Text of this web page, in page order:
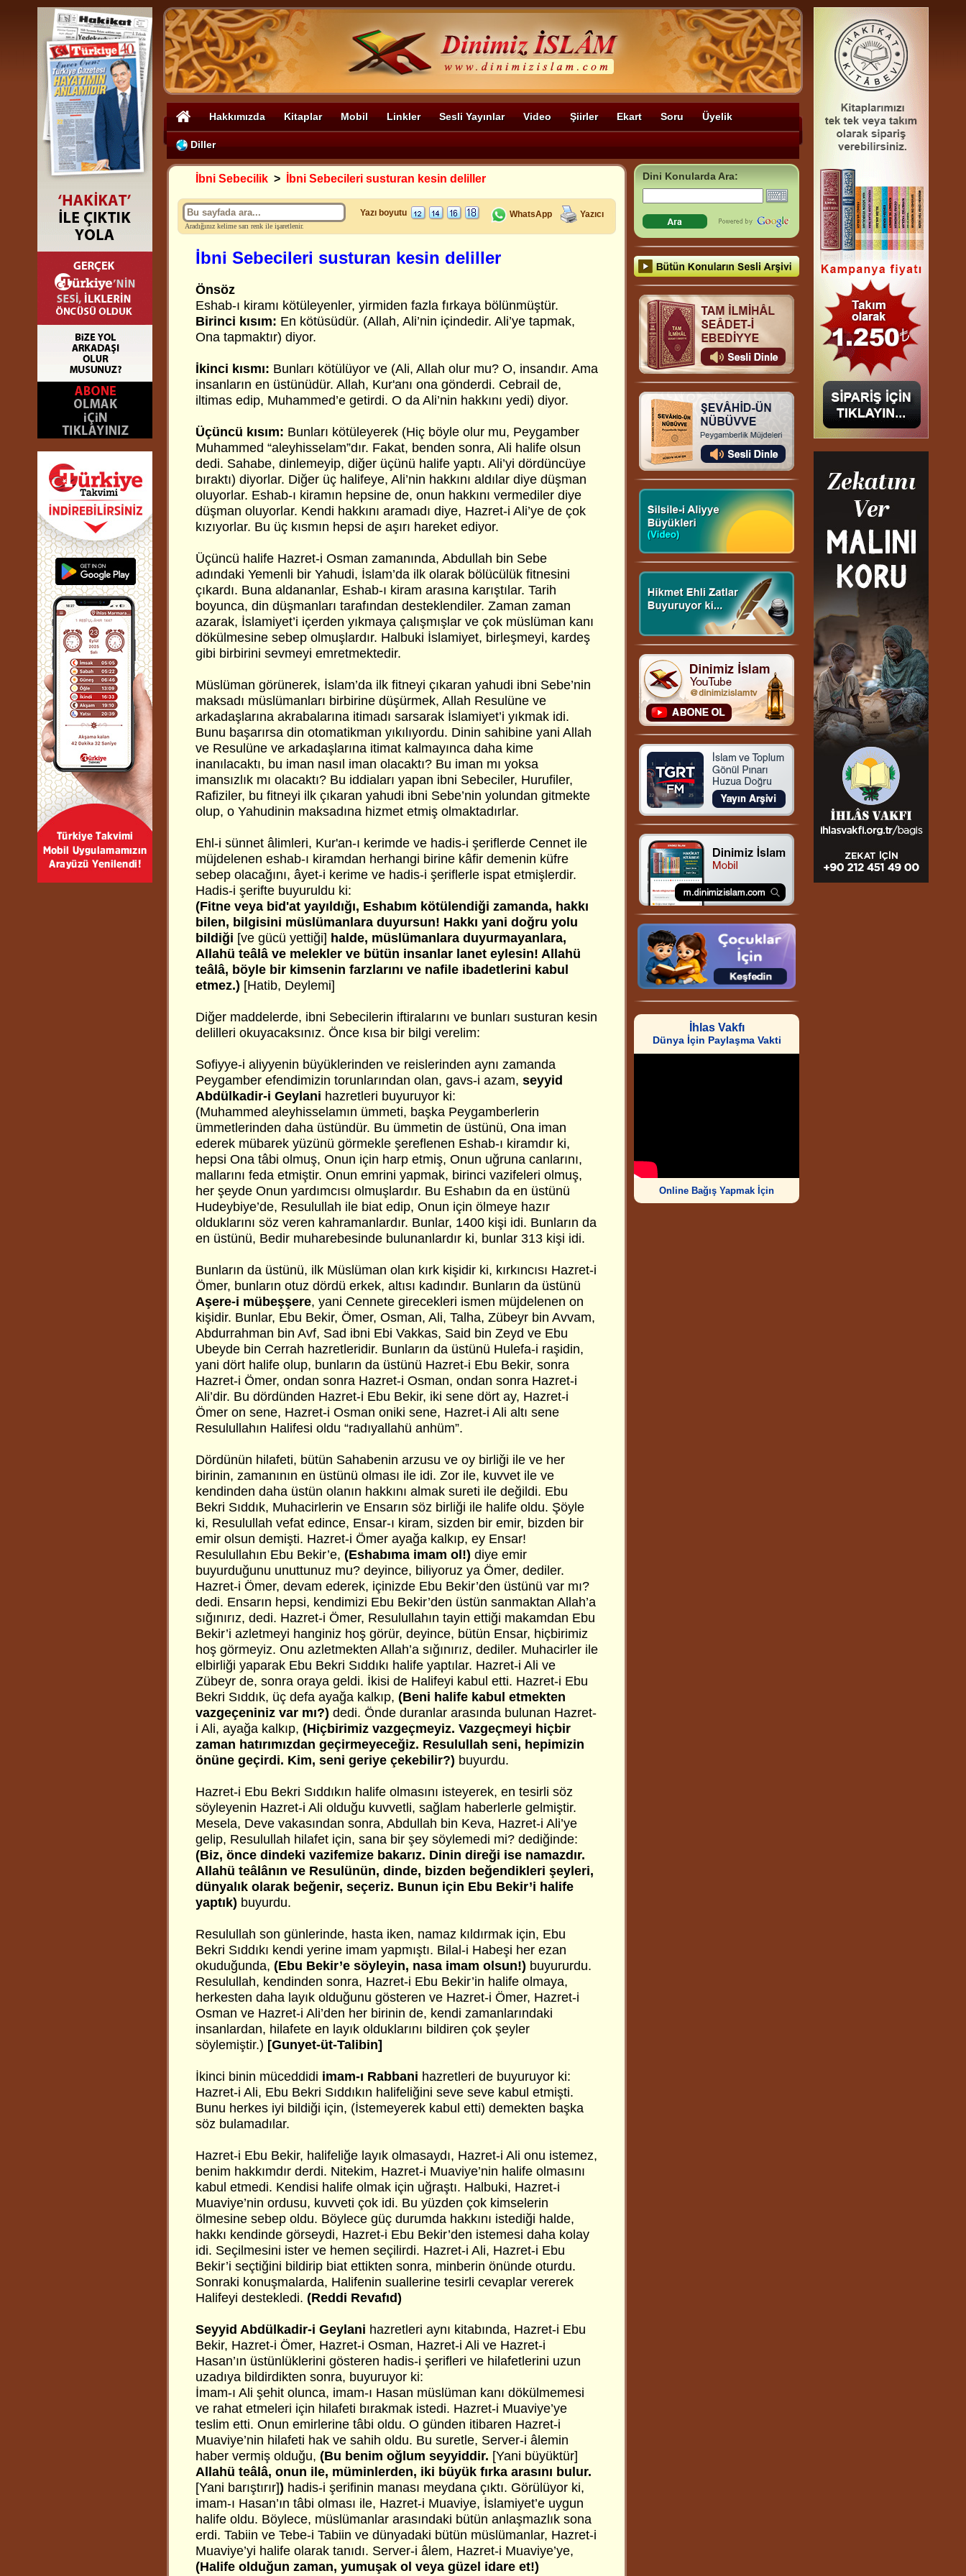
Hakkımızda Kitaplar Mobil Linkler Sesli Yayınlar Video Şiirler Ekart Soru Üyelik
Diller
İbni Sebecilik > İbni Sebecileri susturan kesin deliller
Aradığınız kelime sarı renk ile işaretlenir.
Yazı boyutu WhatsApp Yazıcı
İbni Sebecileri susturan kesin deliller
Önsöz
Eshab-ı kiramı kötüleyenler, yirmiden fazla fırkaya bölünmüştür.
Birinci kısım: En kötüsüdür. (Allah, Ali’nin içindedir. Ali’ye tapmak,
Ona tapmaktır) diyor.
İkinci kısmı: Bunları kötülüyor ve (Ali, Allah olur mu? O, insandır. Ama
insanların en üstünüdür. Allah, Kur'anı ona gönderdi. Cebrail de,
iltimas edip, Muhammed’e getirdi. O da Ali’nin hakkını yedi) diyor.
Üçüncü kısım: Bunları kötüleyerek (Hiç böyle olur mu, Peygamber
Muhammed “aleyhisselam”dır. Fakat, benden sonra, Ali halife olsun
dedi. Sahabe, dinlemeyip, diğer üçünü halife yaptı. Ali’yi dördüncüye
bıraktı) diyorlar. Diğer üç halifeye, Ali’nin hakkını aldılar diye düşman
oluyorlar. Eshab-ı kiramın hepsine de, onun hakkını vermediler diye
düşman oluyorlar. Kendi hakkını aramadı diye, Hazret-i Ali’ye de çok
kızıyorlar. Bu üç kısmın hepsi de aşırı hareket ediyor.
Üçüncü halife Hazret-i Osman zamanında, Abdullah bin Sebe
adındaki Yemenli bir Yahudi, İslam’da ilk olarak bölücülük fitnesini
çıkardı. Buna aldananlar, Eshab-ı kiram arasına karıştılar. Tarih
boyunca, din düşmanları tarafından desteklendiler. Zaman zaman
azarak, İslamiyet’i içerden yıkmaya çalışmışlar ve çok müslüman kanı
dökülmesine sebep olmuşlardır. Halbuki İslamiyet, birleşmeyi, kardeş
gibi birbirini sevmeyi emretmektedir.
Müslüman görünerek, İslam’da ilk fitneyi çıkaran yahudi ibni Sebe’nin
maksadı müslümanları birbirine düşürmek, Allah Resulüne ve
arkadaşlarına akrabalarına itimadı sarsarak İslamiyet’i yıkmak idi.
Bunu başarırsa din otomatikman yıkılıyordu. Dinin sahibine yani Allah
ve Resulüne ve arkadaşlarına itimat kalmayınca daha kime
inanılacaktı, bu iman nasıl iman olacaktı? Bu iman mı yoksa
imansızlık mı olacaktı? Bu iddiaları yapan ibni Sebeciler, Hurufiler,
Rafiziler, bu fitneyi ilk çıkaran yahudi ibni Sebe’nin yolundan gitmekte
olup, o Yahudinin maksadına hizmet etmiş olmaktadırlar.
Ehl-i sünnet âlimleri, Kur'an-ı kerimde ve hadis-i şeriflerde Cennet ile
müjdelenen eshab-ı kiramdan herhangi birine kâfir demenin küfre
sebep olacağını, âyet-i kerime ve hadis-i şeriflerle ispat etmişlerdir.
Hadis-i şerifte buyuruldu ki:
(Fitne veya bid'at yayıldığı, Eshabım kötülendiği zamanda, hakkı
bilen, bilgisini müslümanlara duyursun! Hakkı yani doğru yolu
bildiği [ve gücü yettiği] halde, müslümanlara duyurmayanlara,
Allahü teâlâ ve melekler ve bütün insanlar lanet eylesin! Allahü
teâlâ, böyle bir kimsenin farzlarını ve nafile ibadetlerini kabul
etmez.) [Hatib, Deylemi]
Diğer maddelerde, ibni Sebecilerin iftiralarını ve bunları susturan kesin
delilleri okuyacaksınız. Önce kısa bir bilgi verelim:
Sofiyye-i aliyyenin büyüklerinden ve reislerinden aynı zamanda
Peygamber efendimizin torunlarından olan, gavs-i azam, seyyid
Abdülkadir-i Geylani hazretleri buyuruyor ki:
(Muhammed aleyhisselamın ümmeti, başka Peygamberlerin
ümmetlerinden daha üstündür. Bu ümmetin de üstünü, Ona iman
ederek mübarek yüzünü görmekle şereflenen Eshab-ı kiramdır ki,
hepsi Ona tâbi olmuş, Onun için harp etmiş, Onun uğruna canlarını,
mallarını feda etmiştir. Onun emrini yapmak, birinci vazifeleri olmuş,
her şeyde Onun yardımcısı olmuşlardır. Bu Eshabın da en üstünü
Hudeybiye’de, Resulullah ile biat edip, Onun için ölmeye hazır
olduklarını söz veren kahramanlardır. Bunlar, 1400 kişi idi. Bunların da
en üstünü, Bedir muharebesinde bulunanlardır ki, bunlar 313 kişi idi.
Bunların da üstünü, ilk Müslüman olan kırk kişidir ki, kırkıncısı Hazret-i
Ömer, bunların otuz dördü erkek, altısı kadındır. Bunların da üstünü
Aşere-i mübeşşere, yani Cennete girecekleri ismen müjdelenen on
kişidir. Bunlar, Ebu Bekir, Ömer, Osman, Ali, Talha, Zübeyr bin Avvam,
Abdurrahman bin Avf, Sad ibni Ebi Vakkas, Said bin Zeyd ve Ebu
Ubeyde bin Cerrah hazretleridir. Bunların da üstünü Hulefa-i raşidin,
yani dört halife olup, bunların da üstünü Hazret-i Ebu Bekir, sonra
Hazret-i Ömer, ondan sonra Hazret-i Osman, ondan sonra Hazret-i
Ali’dir. Bu dördünden Hazret-i Ebu Bekir, iki sene dört ay, Hazret-i
Ömer on sene, Hazret-i Osman oniki sene, Hazret-i Ali altı sene
Resulullahın Halifesi oldu “radıyallahü anhüm”.
Dördünün hilafeti, bütün Sahabenin arzusu ve oy birliği ile ve her
birinin, zamanının en üstünü olması ile idi. Zor ile, kuvvet ile ve
kendinden daha üstün olanın hakkını almak sureti ile değildi. Ebu
Bekri Sıddık, Muhacirlerin ve Ensarın söz birliği ile halife oldu. Şöyle
ki, Resulullah vefat edince, Ensar-ı kiram, sizden bir emir, bizden bir
emir olsun demişti. Hazret-i Ömer ayağa kalkıp, ey Ensar!
Resulullahın Ebu Bekir’e, (Eshabıma imam ol!) diye emir
buyurduğunu unuttunuz mu? deyince, biliyoruz ya Ömer, dediler.
Hazret-i Ömer, devam ederek, içinizde Ebu Bekir’den üstünü var mı?
dedi. Ensarın hepsi, kendimizi Ebu Bekir’den üstün sanmaktan Allah’a
sığınırız, dedi. Hazret-i Ömer, Resulullahın tayin ettiği makamdan Ebu
Bekir’i azletmeyi hanginiz hoş görür, deyince, bütün Ensar, hiçbirimiz
hoş görmeyiz. Onu azletmekten Allah’a sığınırız, dediler. Muhacirler ile
elbirliği yaparak Ebu Bekri Sıddıkı halife yaptılar. Hazret-i Ali ve
Zübeyr de, sonra oraya geldi. İkisi de Halifeyi kabul etti. Hazret-i Ebu
Bekri Sıddık, üç defa ayağa kalkıp, (Beni halife kabul etmekten
vazgeçeniniz var mı?) dedi. Önde duranlar arasında bulunan Hazret-
i Ali, ayağa kalkıp, (Hiçbirimiz vazgeçmeyiz. Vazgeçmeyi hiçbir
zaman hatırımızdan geçirmeyeceğiz. Resulullah seni, hepimizin
önüne geçirdi. Kim, seni geriye çekebilir?) buyurdu.
Hazret-i Ebu Bekri Sıddıkın halife olmasını isteyerek, en tesirli söz
söyleyenin Hazret-i Ali olduğu kuvvetli, sağlam haberlerle gelmiştir.
Mesela, Deve vakasından sonra, Abdullah bin Keva, Hazret-i Ali’ye
gelip, Resulullah hilafet için, sana bir şey söylemedi mi? dediğinde:
(Biz, önce dindeki vazifemize bakarız. Dinin direği ise namazdır.
Allahü teâlânın ve Resulünün, dinde, bizden beğendikleri şeyleri,
dünyalık olarak beğenir, seçeriz. Bunun için Ebu Bekir’i halife
yaptık) buyurdu.
Resulullah son günlerinde, hasta iken, namaz kıldırmak için, Ebu
Bekri Sıddıkı kendi yerine imam yapmıştı. Bilal-i Habeşi her ezan
okuduğunda, (Ebu Bekir’e söyleyin, nasa imam olsun!) buyururdu.
Resulullah, kendinden sonra, Hazret-i Ebu Bekir’in halife olmaya,
herkesten daha layık olduğunu gösteren ve Hazret-i Ömer, Hazret-i
Osman ve Hazret-i Ali’den her birinin de, kendi zamanlarındaki
insanlardan, hilafete en layık olduklarını bildiren çok şeyler
söylemiştir.) [Gunyet-üt-Talibin]
İkinci binin müceddidi imam-ı Rabbani hazretleri de buyuruyor ki:
Hazret-i Ali, Ebu Bekri Sıddıkın halifeliğini seve seve kabul etmişti.
Bunu herkes iyi bildiği için, (İstemeyerek kabul etti) demekten başka
söz bulamadılar.
Hazret-i Ebu Bekir, halifeliğe layık olmasaydı, Hazret-i Ali onu istemez,
benim hakkımdır derdi. Nitekim, Hazret-i Muaviye’nin halife olmasını
kabul etmedi. Kendisi halife olmak için uğraştı. Halbuki, Hazret-i
Muaviye’nin ordusu, kuvveti çok idi. Bu yüzden çok kimselerin
ölmesine sebep oldu. Böylece güç durumda hakkını istediği halde,
hakkı kendinde görseydi, Hazret-i Ebu Bekir’den istemesi daha kolay
idi. Seçilmesini ister ve hemen seçilirdi. Hazret-i Ali, Hazret-i Ebu
Bekir’i seçtiğini bildirip biat ettikten sonra, minberin önünde oturdu.
Sonraki konuşmalarda, Halifenin suallerine tesirli cevaplar vererek
Halifeyi destekledi. (Reddi Revafıd)
Seyyid Abdülkadir-i Geylani hazretleri aynı kitabında, Hazret-i Ebu
Bekir, Hazret-i Ömer, Hazret-i Osman, Hazret-i Ali ve Hazret-i
Hasan’ın üstünlüklerini gösteren hadis-i şerifleri ve hilafetlerini uzun
uzadıya bildirdikten sonra, buyuruyor ki:
İmam-ı Ali şehit olunca, imam-ı Hasan müslüman kanı dökülmemesi
ve rahat etmeleri için hilafeti bırakmak istedi. Hazret-i Muaviye’ye
teslim etti. Onun emirlerine tâbi oldu. O günden itibaren Hazret-i
Muaviye’nin hilafeti hak ve sahih oldu. Bu suretle, Server-i âlemin
haber vermiş olduğu, (Bu benim oğlum seyyiddir. [Yani büyüktür]
Allahü teâlâ, onun ile, müminlerden, iki büyük fırka arasını bulur.
[Yani barıştırır]) hadis-i şerifinin manası meydana çıktı. Görülüyor ki,
imam-ı Hasan’ın tâbi olması ile, Hazret-i Muaviye, İslamiyet’e uygun
halife oldu. Böylece, müslümanlar arasındaki bütün anlaşmazlık sona
erdi. Tabiin ve Tebe-i Tabiin ve dünyadaki bütün müslümanlar, Hazret-i
Muaviye’yi halife olarak tanıdı. Server-i âlem, Hazret-i Muaviye’ye,
(Halife olduğun zaman, yumuşak ol veya güzel idare et!)
Dini Konularda Ara:
İhlas Vakfı
Dünya İçin Paylaşma Vakti
Online Bağış Yapmak İçin